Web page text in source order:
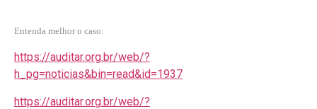
Entenda melhor o caso:
https://auditar.org.br/web/?
h_pg=noticias&bin=read&id=1937
https://auditar.org.br/web/?